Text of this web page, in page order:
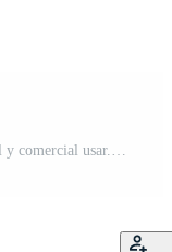
911 llamada vector glifo icono para personal y comercial usar. Vector Gratis